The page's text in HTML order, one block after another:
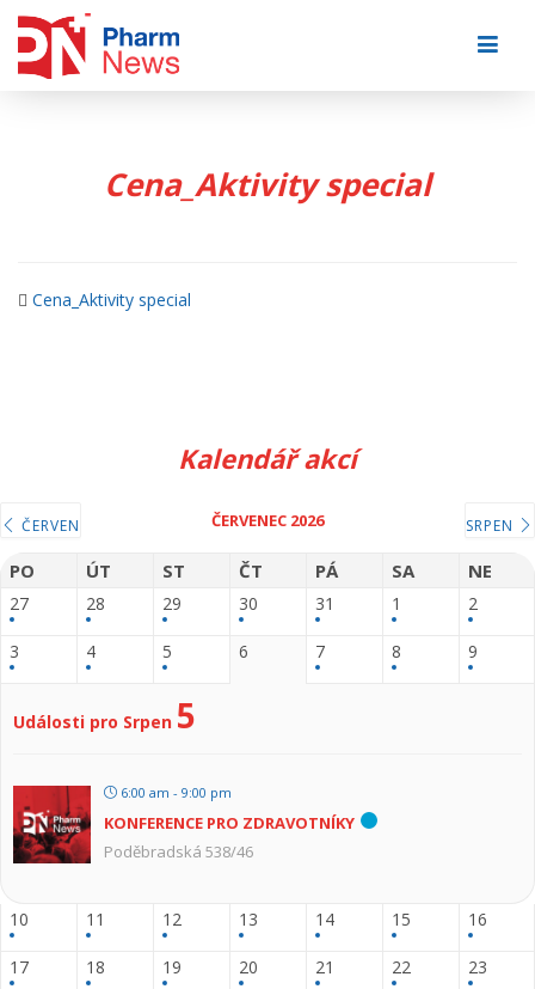
Cena_Aktivity special
Cena_Aktivity special
Kalendář akcí
ČERVEN ČERVENEC 2026 SRPEN
PO ÚT ST ČT PÁ SA NE
27 28 29 30 31 1 2
3 4 5 6 7 8 9
Události pro Srpen 5
6:00 am - 9:00 pm
KONFERENCE PRO ZDRAVOTNÍKY
Poděbradská 538/46
10 11 12 13 14 15 16
17 18 19 20 21 22 23